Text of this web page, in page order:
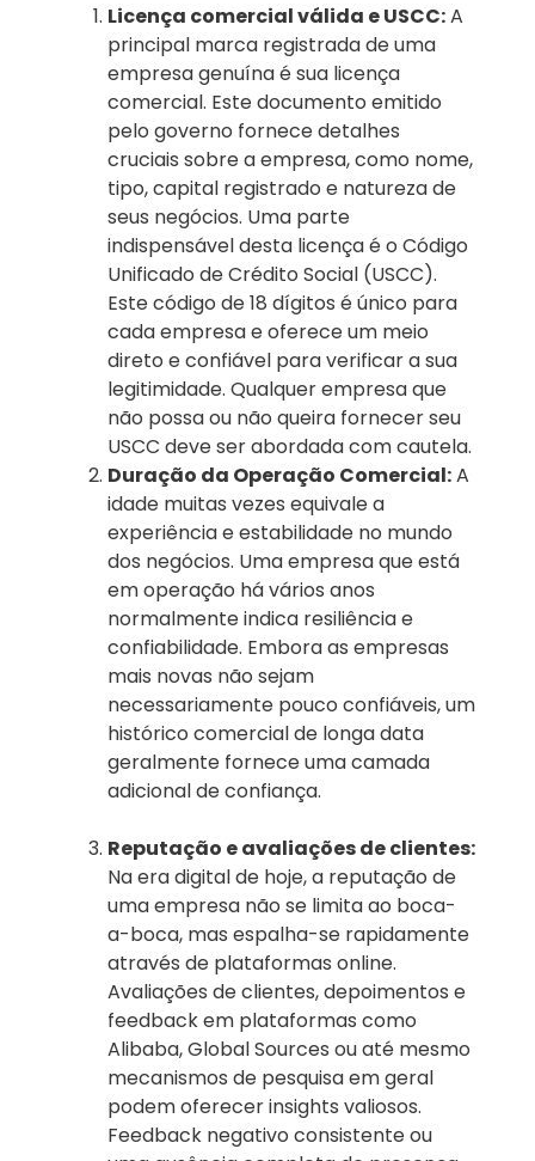
Licença comercial válida e USCC:A
principal marca registrada de uma
empresa genuína é sua licença
comercial. Este documento emitido
pelo governo fornece detalhes
cruciais sobre a empresa, como nome,
tipo, capital registrado e natureza de
seus negócios. Uma parte
indispensável desta licença é o Código
Unificado de Crédito Social (USCC).
Este código de 18 dígitos é único para
cada empresa e oferece um meio
direto e confiável para verificar a sua
legitimidade. Qualquer empresa que
não possa ou não queira fornecer seu
USCC deve ser abordada com cautela.
Duração da Operação Comercial:A
idade muitas vezes equivale a
experiência e estabilidade no mundo
dos negócios. Uma empresa que está
em operação há vários anos
normalmente indica resiliência e
confiabilidade. Embora as empresas
mais novas não sejam
necessariamente pouco confiáveis, um
histórico comercial de longa data
geralmente fornece uma camada
adicional de confiança.
Reputação e avaliações de clientes:
Na era digital de hoje, a reputação de
uma empresa não se limita ao boca-
a-boca, mas espalha-se rapidamente
através de plataformas online.
Avaliações de clientes, depoimentos e
feedback em plataformas como
Alibaba, Global Sources ou até mesmo
mecanismos de pesquisa em geral
podem oferecer insights valiosos.
Feedback negativo consistente ou